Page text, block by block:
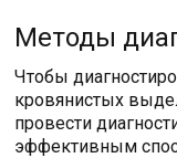
Методы
Чтобы
кровянистых
провести
эффективным